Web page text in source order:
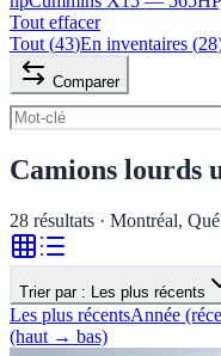
Tout effacer
Tout (43)En inventaires (28
Comparer
Camions lourds
28 résultats · Montréal,
Trier par : Les plus récents
Les plus récentsAnnée
(haut → bas)